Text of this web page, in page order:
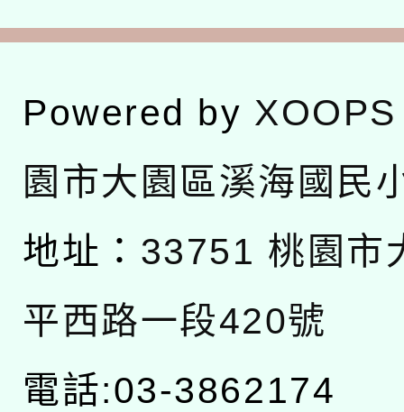
Powered by XOOPS
園市大園區溪海國民
地址： 33751 桃園市
平西路一段420號
電話:03-3862174